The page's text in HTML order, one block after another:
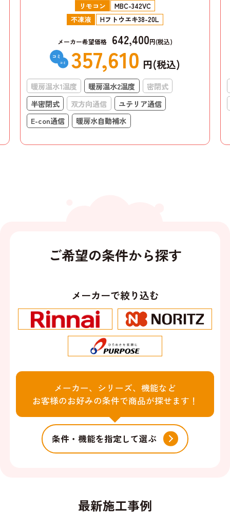
リモコン
MBC-342VC
不凍液
Hフトウエキ38-20L
メーカー希望価格 642,400円(税込)
357,610 円(税込)
暖房温水1温度 暖房温水2温度
密閉式
半密閉式
双方向通信
ユテリア通信
E-con通信
暖房水自動補水
ご希望の条件から探す
メーカーで絞り込む
メーカー、シリーズ、機能など
お客様のお好みの条件で商品が探せます！
条件・機能を指定して選ぶ
最新施工事例